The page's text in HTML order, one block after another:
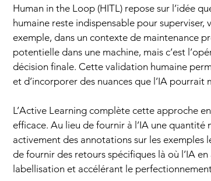
Human in the Loop (HITL) repose sur l’idée
humaine reste indispensable pour
exemple, dans un contexte de maintenance
potentielle dans une machine, mais c’est
décision finale. Cette validation humaine
et d’incorporer des nuances que l’IA pourrait
L’Active Learning complète cette approche
efficace. Au lieu de fournir à l’IA une
activement des annotations sur les exemples
de fournir des retours spécifiques là où l’IA
labellisation et accélérant le